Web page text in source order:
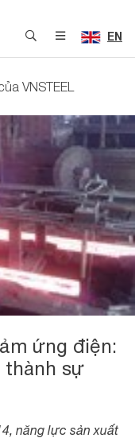
EN
VNSTEEL
ứng điện:
thành sự
năng lực sản xuất